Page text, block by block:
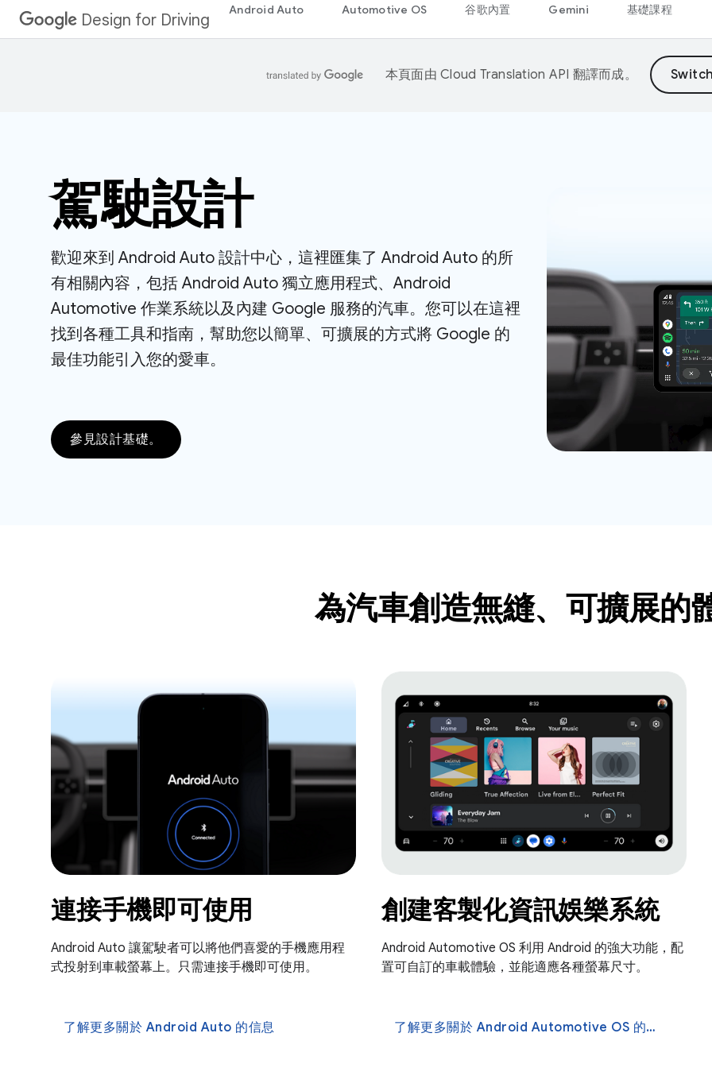
Design for Driving
Android Auto Automotive OS 谷歌內置 Gemini 基礎課程
本頁面由Cloud Translation API 翻譯而成。
駕駛設計
歡迎來到 Android Auto 設計中心，這裡匯集了 Android Auto 的所
有相關內容，包括 Android Auto 獨立應用程式、Android
Automotive 作業系統以及內建 Google 服務的汽車。您可以在這裡
找到各種工具和指南，幫助您以簡單、可擴展的方式將 Google 的
最佳功能引入您的愛車。
參見設計基礎。
為汽車創造無縫、可擴展的
連接手機即可使用
Android Auto 讓駕駛者可以將他們喜愛的手機應用程
式投射到車載螢幕上。只需連接手機即可使用。
了解更多關於 Android Auto 的信息
創建客製化資訊娛樂系統
Android Automotive OS 利用 Android 的強大功能，配
置可自訂的車載體驗，並能適應各種螢幕尺寸。
了解更多關於 Android Automotive OS 的信息